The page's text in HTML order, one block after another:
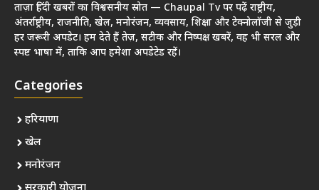
ताज़ा हिंदी खबरों का विश्वसनीय स्रोत — Chaupal Tv पर पढ़ें राष्ट्रीय,
अंतर्राष्ट्रीय, राजनीति, खेल, मनोरंजन, व्यवसाय, शिक्षा और टेक्नोलॉजी से जुड़ी
हर जरूरी अपडेट। हम देते हैं तेज़, सटीक और निष्पक्ष खबरें, वह भी सरल और
स्पष्ट भाषा में, ताकि आप हमेशा अपडेटेड रहें।
Categories
हरियाणा
खेल
मनोरंजन